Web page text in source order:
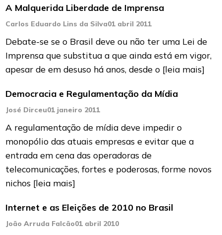
A Malquerida Liberdade de Imprensa
Carlos Eduardo Lins da Silva01 abril 2011
Debate-se se o Brasil deve ou não ter uma Lei de
Imprensa que substitua a que ainda está em vigor,
apesar de em desuso há anos, desde o [leia mais]
Democracia e Regulamentação da Mídia
José Dirceu01 janeiro 2011
A regulamentação de mídia deve impedir o
monopólio das atuais empresas e evitar que a
entrada em cena das operadoras de
telecomunicações, fortes e poderosas, forme novos
nichos [leia mais]
Internet e as Eleições de 2010 no Brasil
João Arruda Falcão01 abril 2010